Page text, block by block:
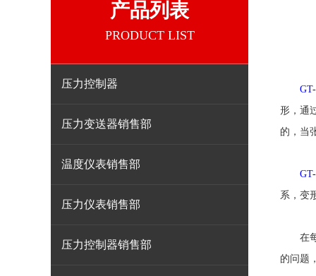
产品列表
PRODUCT LIST
压力控制器
压力变送器销售部
温度仪表销售部
压力仪表销售部
压力控制器销售部
形，通
的，当
系，变
在每
的问题